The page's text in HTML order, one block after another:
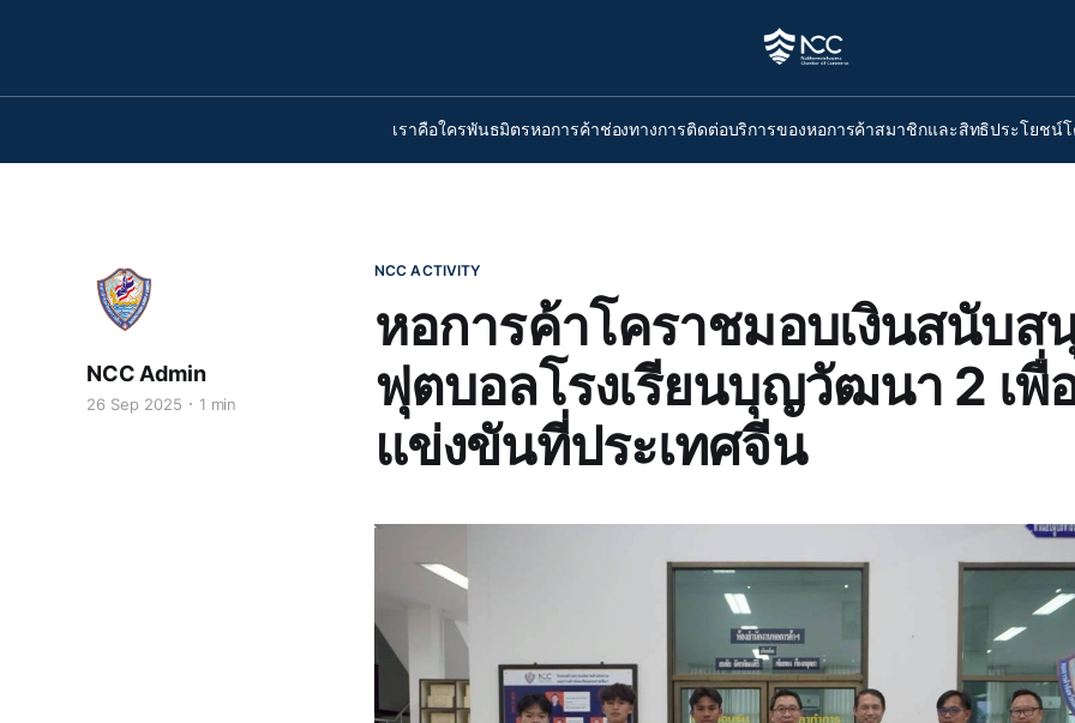
เราคือใครพันธมิตรหอการค้าช่องทางการติดต่อบริการของหอการค้าสมาชิกและสิทธิประโยชน์
NCC ACTIVITY
หอการค้าโคราชมอบเงินสนับส
ฟุตบอลโรงเรียนบุญวัฒนา 2 เพื่
แข่งขันที่ประเทศจีน
NCC Admin
26 Sep 2025 1 min